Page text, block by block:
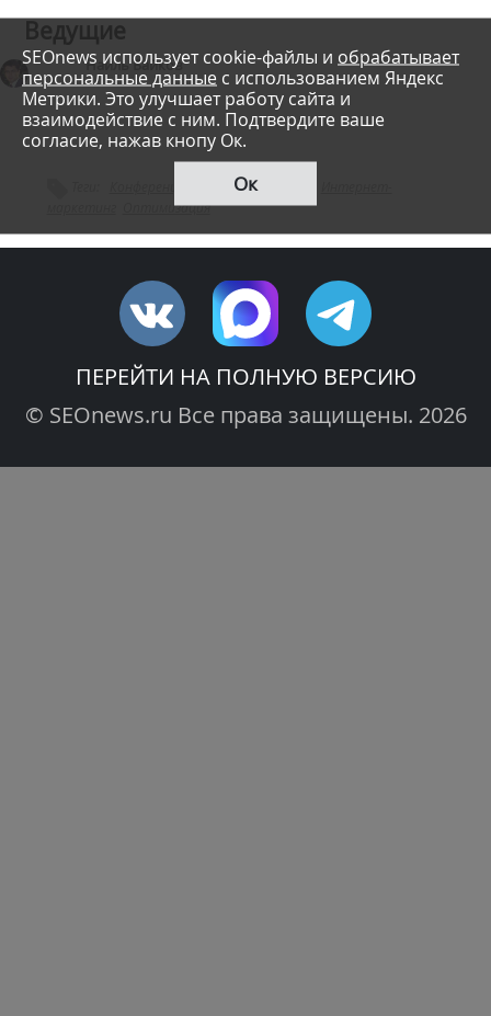
Ведущие
Наиль Байков
Вебмастерам
Оптимизация
SEOnews использует cookie-файлы и обрабатывает
персональные данные с использованием Яндекс
Метрики. Это улучшает работу сайта и
взаимодействие с ним. Подтвердите ваше
согласие, нажав кнопу Ок.
Ок
ПЕРЕЙТИ НА ПОЛНУЮ ВЕРСИЮ
© SEOnews.ru Все права защищены. 2026